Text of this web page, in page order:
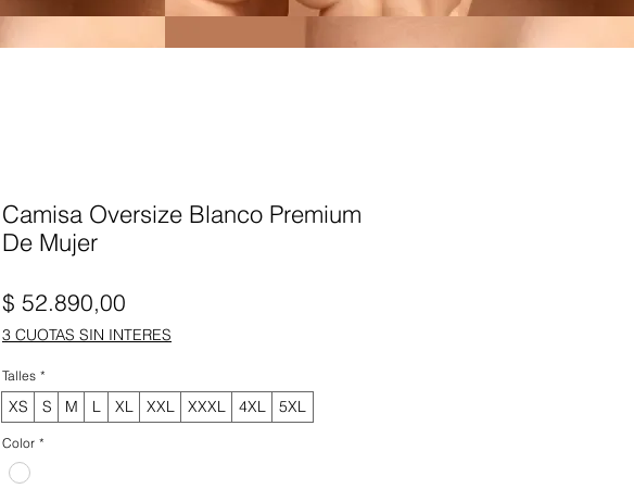
Camisa Oversize Blanco Premium
De Mujer
$ 52.890,00
3 CUOTAS SIN INTERES
Talles *
XS S M L XL XXL XXXL 4XL 5XL
Color *